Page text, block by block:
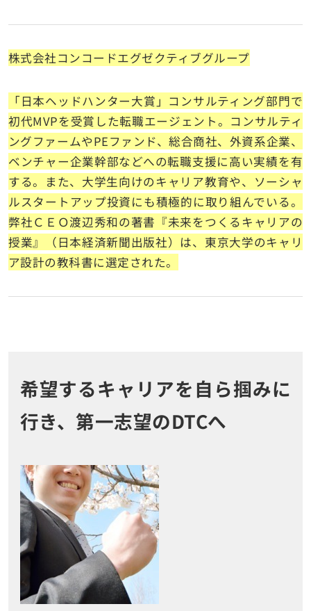
株式会社コンコードエグゼクティブグループ
「日本ヘッドハンター大賞」コンサルティング部門で
初代MVPを受賞した転職エージェント。コンサルティ
ングファームやPEファンド、総合商社、外資系企業、
ベンチャー企業幹部などへの転職支援に高い実績を有
する。また、大学生向けのキャリア教育や、ソーシャ
ルスタートアップ投資にも積極的に取り組んでいる。
弊社ＣＥＯ渡辺秀和の著書『未来をつくるキャリアの
授業』（日本経済新聞出版社）は、東京大学のキャリ
ア設計の教科書に選定された。
希望するキャリアを自ら掴みに
行き、第一志望のDTCへ